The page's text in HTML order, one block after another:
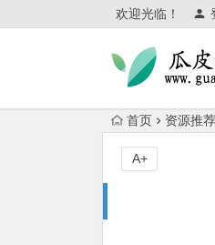
欢迎光临！
首页 资源推荐
A+